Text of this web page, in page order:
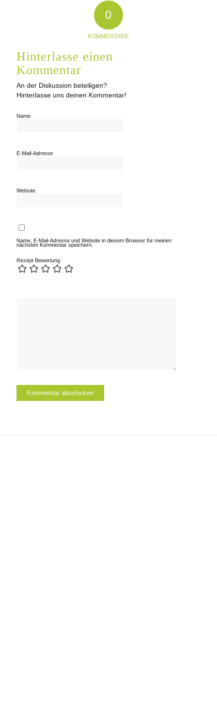
0
KOMMENTARE
Hinterlasse einen
Kommentar
An der Diskussion beteiligen?
Hinterlasse uns deinen Kommentar!
Name
E-Mail-Adresse
Website
Name, E-Mail-Adresse und Website in diesem Browser für meinen
nächsten Kommentar speichern.
Rezept Bewertung